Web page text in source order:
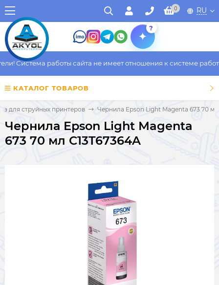
0 RU
?
Система работы сайта не имеет отношения к системе
КАТАЛОГ ТОВАРОВ
для струйных принтеров Чернила Epson Light Magenta 673 70 мл
Чернила Epson Light Magenta
673 70 мл C13T67364A